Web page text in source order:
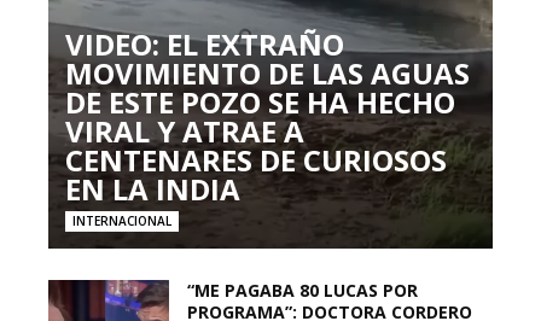
VIDEO: EL EXTRAÑO
MOVIMIENTO DE LAS AGUAS
DE ESTE POZO SE HA HECHO
VIRAL Y ATRAE A
CENTENARES DE CURIOSOS
EN LA INDIA
INTERNACIONAL
“ME PAGABA 80 LUCAS POR
PROGRAMA”: DOCTORA CORDERO